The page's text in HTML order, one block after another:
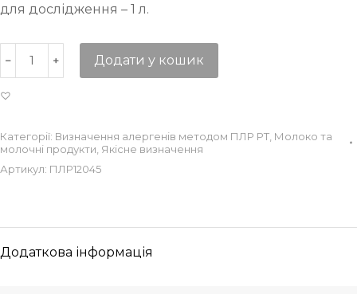
для дослідження – 1 л.
Додати у кошик
Категорії: Визначення алергенів методом ПЛР РТ, Молоко та
молочні продукти, Якісне визначення
Артикул: ПЛР12045
Додаткова інформація